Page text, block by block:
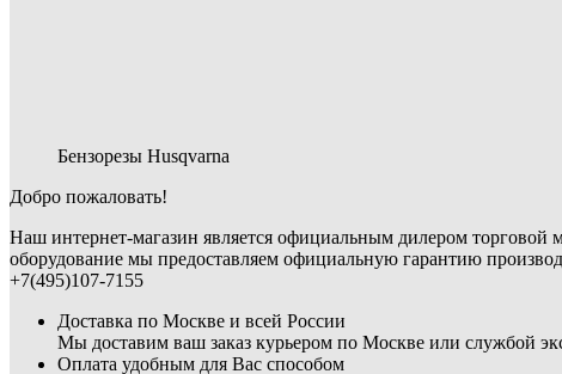
Бензорезы Husqvarna
Добро пожаловать!
Наш интернет-магазин является официальным дилером торговой
оборудование мы предоставляем официальную гарантию
+7(495)107-7155
Доставка по Москве и всей России
Мы доставим ваш заказ курьером по Москве или службой
Оплата удобным для Вас способом